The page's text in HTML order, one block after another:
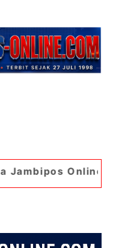
Portal Berita